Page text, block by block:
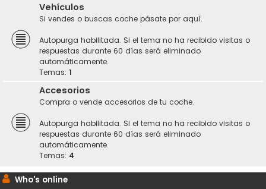
Vehículos
Si vendes o buscas coche pásate por aquí.
Autopurga habilitada. Si el tema no ha recibido visitas o
respuestas durante 60 días será eliminado
automáticamente.
Temas: 1
Accesorios
Compra o vende accesorios de tu coche.
Autopurga habilitada. Si el tema no ha recibido visitas o
respuestas durante 60 días será eliminado
automáticamente.
Temas: 4
Who's online